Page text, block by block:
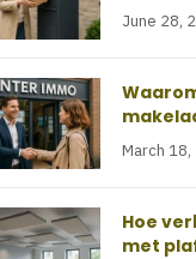
June 28,
March
Hoe
met